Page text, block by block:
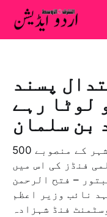
پسند
لوٹا رہے
بن سلمان
500 ارب ڈالر سے ایک سرمایہ کار شہر کے منصوبے
فنڈز کی اس میں
– فتح الرحمن
نائب وزیر اعظم
فنڈ شہزادہ